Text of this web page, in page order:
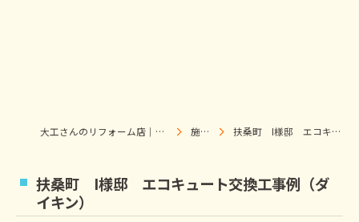
大工さんのリフォーム店｜株式会社ウィズホーム｜扶桑・犬山 施工事例 扶桑町 I様邸 エコキュート交換工事例（ダイキン）
扶桑町 I様邸 エコキュート交換工事例（ダ
イキン）